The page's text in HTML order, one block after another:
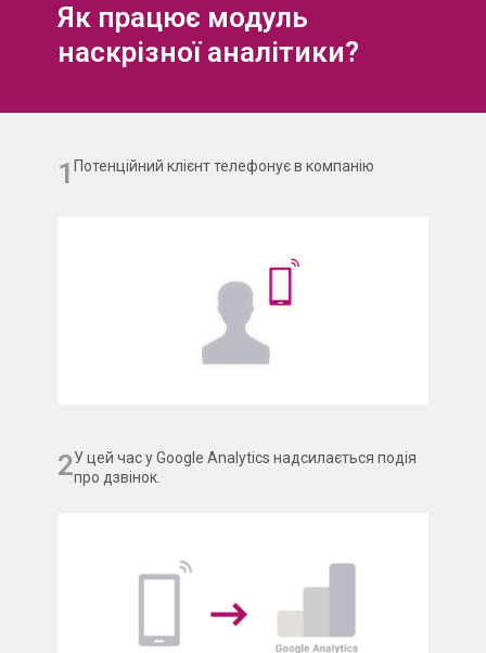
Як працює модуль
наскрізної аналітики?
1 Потенційний клієнт телефонує в компанію
2У цей час у Google Analytics надсилається подія
про дзвінок.